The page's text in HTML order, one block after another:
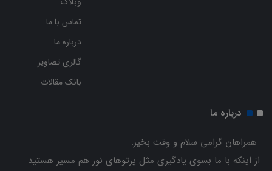
تماس با ما
درباره ما
گالری تصاویر
بانک مقالات
درباره ما
همراهان گرامی سلام و وقت بخیر.
از اینکه با ما بسوی یادگیری مثل پرتوهای نور هم مسیر هستید